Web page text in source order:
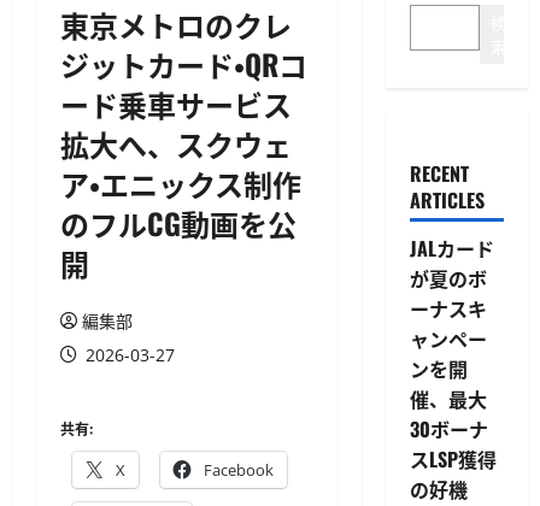
東京メトロのクレ
ジットカード・QRコ
ード乗車サービス
拡大へ、スクウェ
ア・エニックス制作
のフルCG動画を公
開
編集部
2026-03-27
共有:
X Facebook
RECENT
ARTICLES
JALカード
が夏のボ
ーナスキ
ャンペー
ンを開
催、最大
30ボーナ
スLSP獲得
の好機